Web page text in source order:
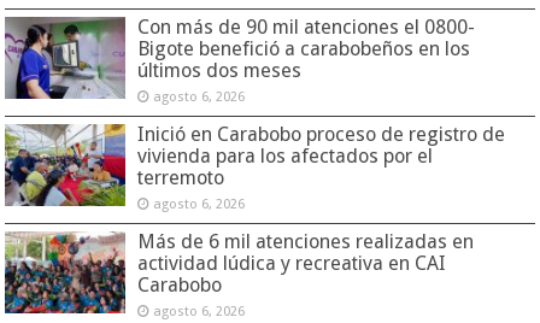
Con más de 90 mil atenciones el 0800-
Bigote benefició a carabobeños en los
últimos dos meses
agosto 6, 2026
Inició en Carabobo proceso de registro de
vivienda para los afectados por el
terremoto
agosto 6, 2026
Más de 6 mil atenciones realizadas en
actividad lúdica y recreativa en CAI
Carabobo
agosto 6, 2026